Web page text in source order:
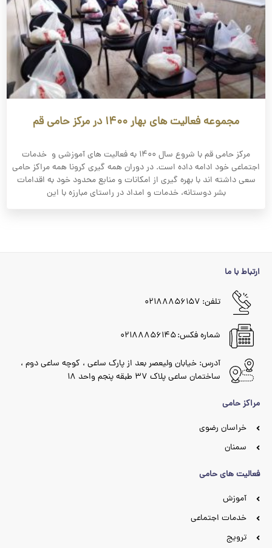
مجموعه فعالیت های بهار ۱۴۰۰ در مرکز حامی قم
مرکز حامی قم با شروع سال ۱۴۰۰ به فعالیت های آموزشی و خدمات
اجتماعی خود ادامه داده است. در دوران همه گیری کرونا همه مراکز حامی
سعی داشته اند با بهره گیری از امکانات و منابع محدود خود به اقدامات
بشر دوستانه، خدمات و امداد در راستای مبارزه با این
ارتباط با ما
تلفن: ۰۲۱۸۸۸۵۶۱۵۷
شماره فکس: ۰۲۱۸۸۸۵۶۱۴۵
آدرس: خیابان ولیعصر بعد از پارک ساعی ، کوچه ساعی دوم ،
ساختمان ساعی پلاک ۳۷ طبقه پنجم واحد ۱۸
مراکز حامی
خراسان رضوی
سمنان
فعالیت های حامی
آموزش
خدمات اجتماعی
ترویج